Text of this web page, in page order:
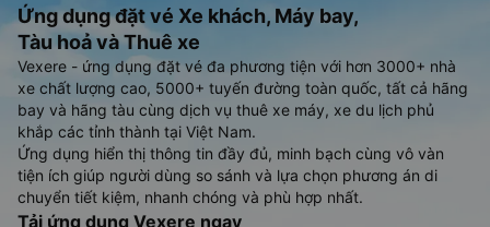
Ứng dụng đặt vé Xe khách, Máy bay,
Tàu hoả và Thuê xe
Vexere - ứng dụng đặt vé đa phương tiện với hơn 3000+ nhà
xe chất lượng cao, 5000+ tuyến đường toàn quốc, tất cả hãng
bay và hãng tàu cùng dịch vụ thuê xe máy, xe du lịch phủ
khắp các tỉnh thành tại Việt Nam.
Ứng dụng hiển thị thông tin đầy đủ, minh bạch cùng vô vàn
tiện ích giúp người dùng so sánh và lựa chọn phương án di
chuyển tiết kiệm, nhanh chóng và phù hợp nhất.
Tải ứng dụng Vexere ngay